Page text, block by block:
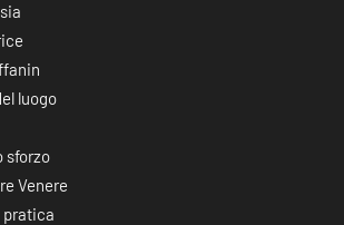
luogo
sforzo
Venere
pratica